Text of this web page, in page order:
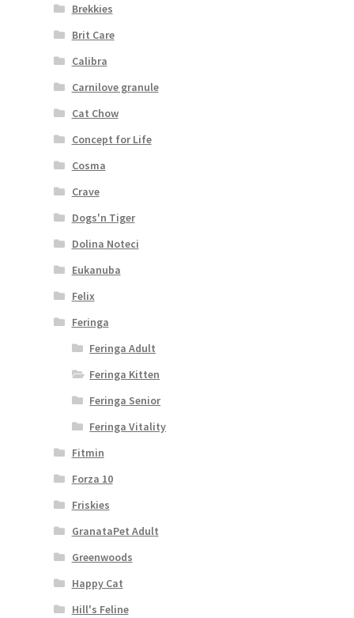
Brekkies
Brit Care
Calibra
Carnilove granule
Cat Chow
Concept for Life
Cosma
Crave
Dogs'n Tiger
Dolina Noteci
Eukanuba
Felix
Feringa
Feringa Adult
Feringa Kitten
Feringa Senior
Feringa Vitality
Fitmin
Forza 10
Friskies
GranataPet Adult
Greenwoods
Happy Cat
Hill's Feline